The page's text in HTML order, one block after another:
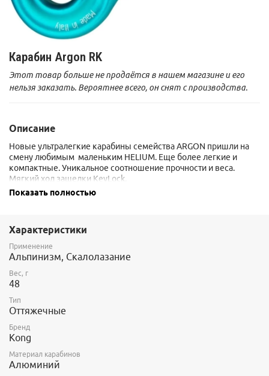
Карабин Argon RK
Этот товар больше не продаётся в нашем магазине и его
нельзя заказать. Вероятнее всего, он снят с производства.
Описание
Новые ультралегкие карабины семейства ARGON пришли на
смену любимым маленьким HELIUM. Еще более легкие и
компактные. Уникальное соотношение прочности и веса.
Мягкий ход защелки KeyLock.
Варианты: карабинс прямой защелкой
и спелеологии.
Показать полностью
Характеристики
Применение
Альпинизм, Скалолазание
Вес, г
48
Тип
Оттяжечные
Бренд
Kong
Материал карабинов
Алюминий